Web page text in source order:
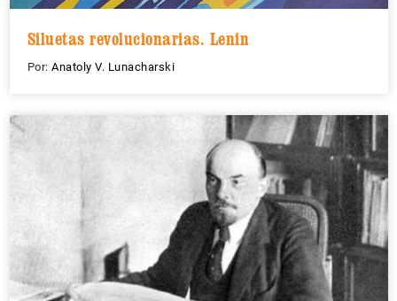
Siluetas revolucionarias. Lenin
Por: Anatoly V. Lunacharski